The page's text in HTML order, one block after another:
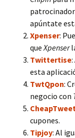
apúntate
Xpenser:
queXpenser
Twittertise
esta
TwtQpon:
negocio con
cupones.
Tipjoy: Al